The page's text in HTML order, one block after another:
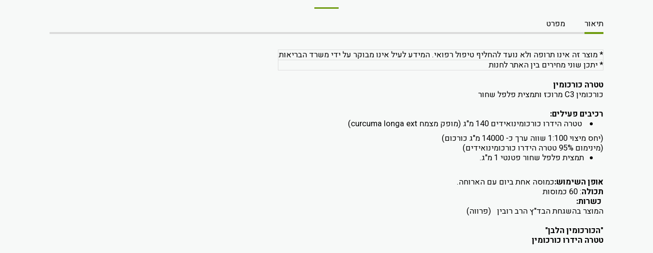
תיאור מפרט
* מוצר זה אינו תרופה ולא נועד להחליף טיפול רפואי. המידע לעיל אינו מבוקר על ידי משרד הבריאות
* יתכן שוני מחירים בין האתר לחנות
טטרה כורכומין
כורכומין C3 מרוכז ותמצית פלפל שחור
רכיבים פעילים:
טטרה הידרו כורכומינואידים 140 מ"ג (מופק מצמח curcuma longa ext)
(יחס מיצוי 1:100 שווה ערך כ- 14000 מ"ג כורכום)
(מינימום 95% טטרה הידרו כורכומינואידים)
תמצית פלפל שחור פטנטי 1 מ"ג.
אופן השימוש:כמוסה אחת ביום עם הארוחה.
תכולה: 60 כמוסות
כשרות:
המוצר בהשגחת הבד"ץ הרב רובין (פרווה)
"הכורכומין הלבן"
טטרה הידרו כורכומין